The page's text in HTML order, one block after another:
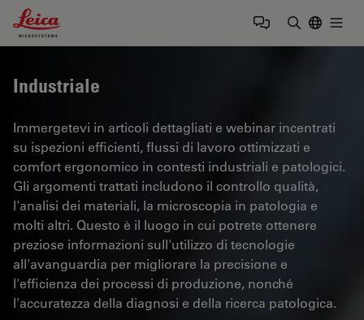
Leica Microsystems Logo
Industriale
Immergetevi in articoli dettagliati e webinar incentrati
su ispezioni efficienti, flussi di lavoro ottimizzati e
comfort ergonomico in contesti industriali e patologici.
Gli argomenti trattati includono il controllo qualità,
l'analisi dei materiali, la microscopia in patologia e
molti altri. Questo è il luogo in cui potrete ottenere
preziose informazioni sull'utilizzo di tecnologie
all'avanguardia per migliorare la precisione e
l'efficienza dei processi di produzione, nonché
l'accuratezza della diagnosi e della ricerca patologica.